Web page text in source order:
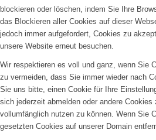
blockieren oder löschen, indem Sie Ihre
das Blockieren aller Cookies auf dieser
jedoch immer aufgefordert, Cookies zu
unsere Website erneut besuchen.
Wir respektieren es voll und ganz, wenn Sie
zu vermeiden, dass Sie immer wieder nach
Sie uns bitte, einen Cookie für Ihre
sich jederzeit abmelden oder andere
vollumfänglich nutzen zu können. Wenn Sie
gesetzten Cookies auf unserer Domain